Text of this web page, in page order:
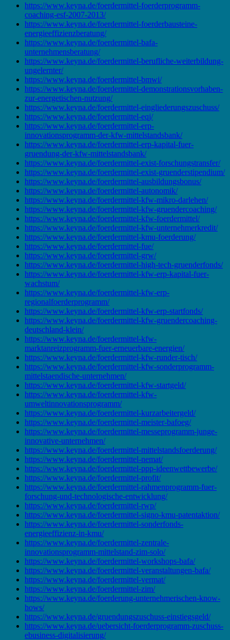
https://www.keyna.de/foerdermittel-foerderprogramm-
coaching-esf-2007-2013/
https://www.keyna.de/foerdermittel-foerderbausteine-
energieeffizienzberatung/
https://www.keyna.de/foerdermittel-bafa-
unternehmensberatung/
https://www.keyna.de/foerdermittel-berufliche-weiterbildung-
ungelernter/
https://www.keyna.de/foerdermittel-bmwi/
https://www.keyna.de/foerdermittel-demonstrationsvorhaben-
zur-energetischen-nutzung/
https://www.keyna.de/foerdermittel-eingliederungszuschuss/
https://www.keyna.de/foerdermittel-eqj/
https://www.keyna.de/foerdermittel-erp-
innovationsprogramm-der-kfw-mittelstandsbank/
https://www.keyna.de/foerdermittel-erp-kapital-fuer-
gruendung-der-kfw-mittelstandsbank/
https://www.keyna.de/foerdermittel-exist-forschungstransfer/
https://www.keyna.de/foerdermittel-exist-gruenderstipendium/
https://www.keyna.de/foerdermittel-ausbildungsbonus/
https://www.keyna.de/foerdermittel-autonomik/
https://www.keyna.de/foerdermittel-kfw-mikro-darlehen/
https://www.keyna.de/foerdermittel-kfw-gruendercoaching/
https://www.keyna.de/foerdermittel-kfw-foerdermittel/
https://www.keyna.de/foerdermittel-kfw-unternehmerkredit/
https://www.keyna.de/foerdermittel-kmu-foerderung/
https://www.keyna.de/foerdermittel-fue/
https://www.keyna.de/foerdermittel-grw/
https://www.keyna.de/foerdermittel-high-tech-gruenderfonds/
https://www.keyna.de/foerdermittel-kfw-erp-kapital-fuer-
wachstum/
https://www.keyna.de/foerdermittel-kfw-erp-
regionalfoerderprogramm/
https://www.keyna.de/foerdermittel-kfw-erp-startfonds/
https://www.keyna.de/foerdermittel-kfw-gruendercoaching-
deutschland-klein/
https://www.keyna.de/foerdermittel-kfw-
marktanreizprogramm-fuer-erneuerbare-energien/
https://www.keyna.de/foerdermittel-kfw-runder-tisch/
https://www.keyna.de/foerdermittel-kfw-sonderprogramm-
mittelstaendische-unternehmen/
https://www.keyna.de/foerdermittel-kfw-startgeld/
https://www.keyna.de/foerdermittel-kfw-
umweltinnovationsprogramm/
https://www.keyna.de/foerdermittel-kurzarbeitergeld/
https://www.keyna.de/foerdermittel-meister-bafoeg/
https://www.keyna.de/foerdermittel-messeprogramm-junge-
innovative-unternehmen/
https://www.keyna.de/foerdermittel-mittelstandsfoerderung/
https://www.keyna.de/foerdermittel-nemat/
https://www.keyna.de/foerdermittel-ppp-ideenwettbewerbe/
https://www.keyna.de/foerdermittel-profit/
https://www.keyna.de/foerdermittel-rahmenprogramm-fuer-
forschung-und-technologische-entwicklung/
https://www.keyna.de/foerdermittel-rwp/
https://www.keyna.de/foerdermittel-signo-kmu-patentaktion/
https://www.keyna.de/foerdermittel-sonderfonds-
energieeffizienz-in-kmu/
https://www.keyna.de/foerdermittel-zentrale-
innovationsprogramm-mittelstand-zim-solo/
https://www.keyna.de/foerdermittel-workshops-bafa/
https://www.keyna.de/foerdermittel-veranstaltungen-bafa/
https://www.keyna.de/foerdermittel-vermat/
https://www.keyna.de/foerdermittel-zim/
https://www.keyna.de/foerderung-unternehmerischen-know-
hows/
https://www.keyna.de/gruendungszuschuss-einstiegsgeld/
https://www.keyna.de/uebersicht-foerderprogramm-zuschuss-
ebusiness-digitalisierung/